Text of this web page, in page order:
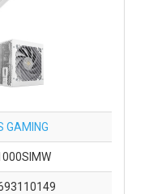
GAMING